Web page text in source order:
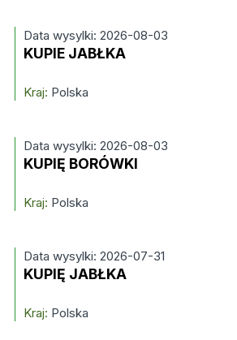
Data wysylki: 2026-08-03
KUPIE JABŁKA
Kraj: Polska
Data wysylki: 2026-08-03
KUPIĘ BORÓWKI
Kraj: Polska
Data wysylki: 2026-07-31
KUPIĘ JABŁKA
Kraj: Polska